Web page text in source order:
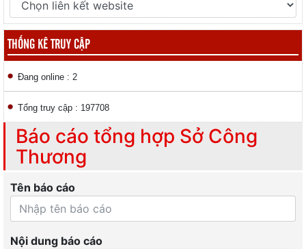
THỐNG KÊ TRUY CẬP
Đang online : 2
Tổng truy cập : 197708
Báo cáo tổng hợp Sở Công
Thương
Tên báo cáo
Nội dung báo cáo